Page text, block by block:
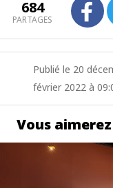
684
PARTAGES
Publié le 20
février 2022 à
Vous